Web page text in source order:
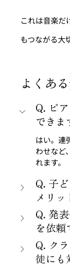
これは音楽だ
もつながる大
よくあ
Q. ピ
できま
はい。連
わせなど
れます。
Q. 子
メリッ
Q. 発
を依頼
Q. ク
徒にも